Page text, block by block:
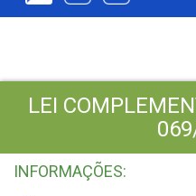
LEI
INFORMAÇÕES: